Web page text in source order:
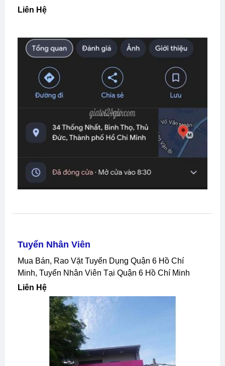
Liên Hệ
Tuyển Nhân Viên
Mua Bán, Rao Vặt Tuyển Dụng Quận 6 Hồ Chí
Minh, Tuyển Nhân Viên Tại Quận 6 Hồ Chí Minh
Liên Hệ